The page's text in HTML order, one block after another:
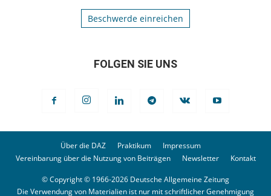
Beschwerde einreichen
FOLGEN SIE UNS
Über die DAZ Praktikum
Impressum
Vereinbarung über die Nutzung von Beiträgen
Newsletter Kontakt
© Copyright © 1966-2026 Deutsche Allgemeine Zeitung
Die Verwendung von Materialien ist nur mit schriftlicher Genehmigung